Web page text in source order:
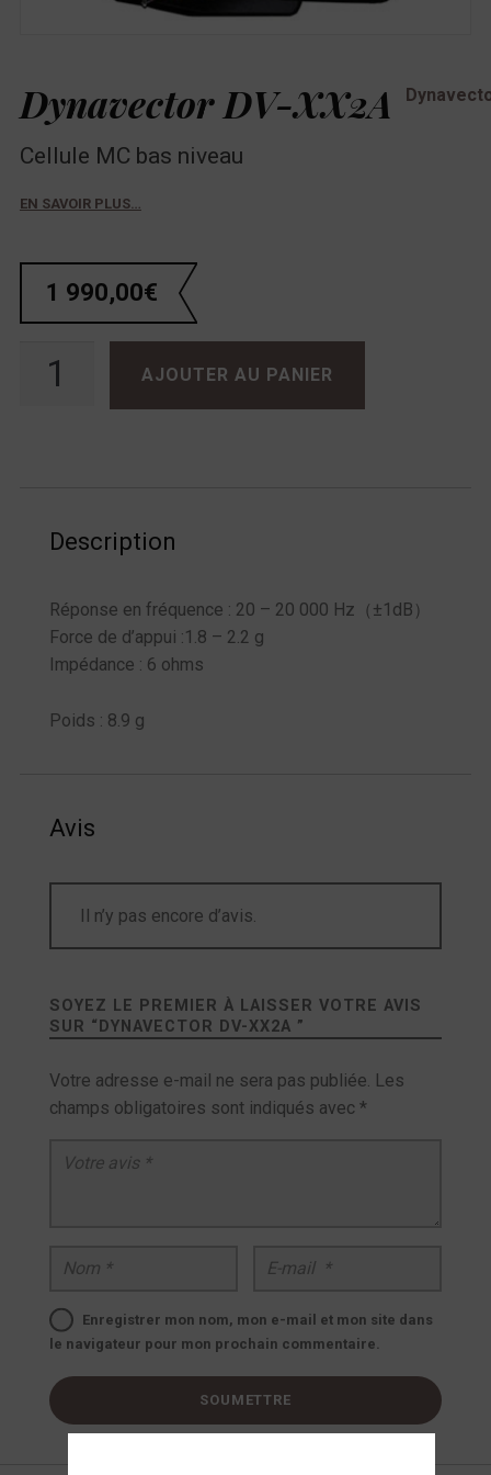
Dynavector DV-XX2A
Cellule MC bas niveau
EN SAVOIR PLUS…
1 990,00€
AJOUTER AU PANIER
Description
Réponse en fréquence : 20 – 20 000 Hz（±1dB）
Force de d’appui :1.8 – 2.2 g
Impédance : 6 ohms
Poids : 8.9 g
Avis
Il n’y pas encore d’avis.
SOYEZ LE PREMIER À LAISSER VOTRE AVIS
SUR “ DYNAVECTOR DV-XX2A ”
Votre adresse e-mail ne sera pas publiée. Les
champs obligatoires sont indiqués avec *
Enregistrer mon nom, mon e-mail et mon site dans
le navigateur pour mon prochain commentaire.